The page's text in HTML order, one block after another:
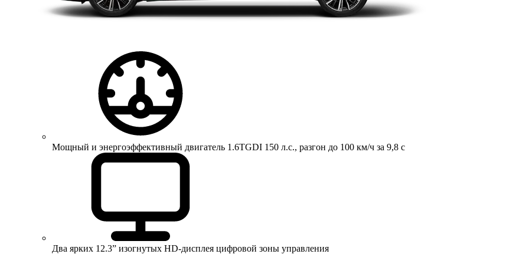
Мощный и энергоэффективный двигатель 1.6TGDI 150 л.с., разгон до 100 км/ч за 9,8 с
Два ярких 12.3” изогнутых HD-дисплея цифровой зоны управления